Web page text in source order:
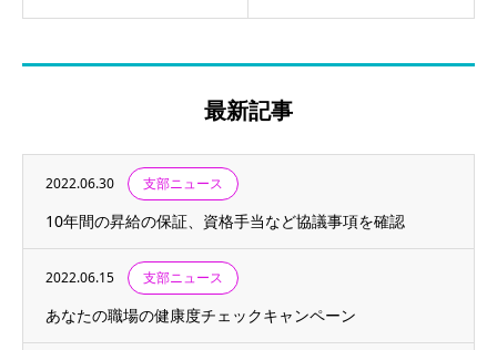
最新記事
2022.06.30 支部ニュース
10年間の昇給の保証、資格手当など協議事項を確認
2022.06.15 支部ニュース
あなたの職場の健康度チェックキャンペーン